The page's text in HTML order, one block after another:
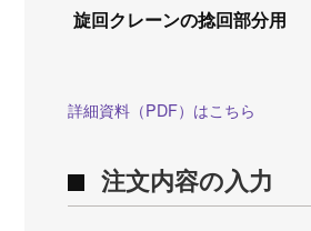
旋回クレーンの捻回部分用
詳細資料（PDF）はこちら
注文内容の入力